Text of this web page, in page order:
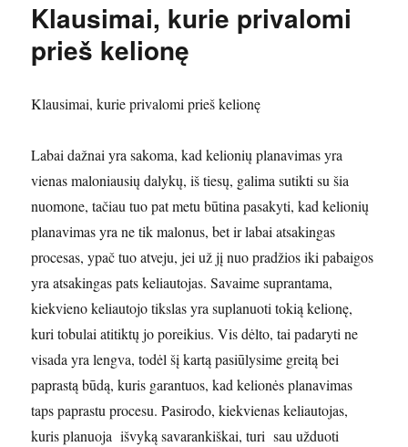
Klausimai, kurie privalomi
prieš kelionę
Klausimai, kurie privalomi prieš kelionę
Labai dažnai yra sakoma, kad kelionių planavimas yra
vienas maloniausių dalykų, iš tiesų, galima sutikti su šia
nuomone, tačiau tuo pat metu būtina pasakyti, kad kelionių
planavimas yra ne tik malonus, bet ir labai atsakingas
procesas, ypač tuo atveju, jei už jį nuo pradžios iki pabaigos
yra atsakingas pats keliautojas. Savaime suprantama,
kiekvieno keliautojo tikslas yra suplanuoti tokią kelionę,
kuri tobulai atitiktų jo poreikius. Vis dėlto, tai padaryti ne
visada yra lengva, todėl šį kartą pasiūlysime greitą bei
paprastą būdą, kuris garantuos, kad kelionės planavimas
taps paprastu procesu. Pasirodo, kiekvienas keliautojas,
kuris planuoja išvyką savarankiškai, turi sau užduoti